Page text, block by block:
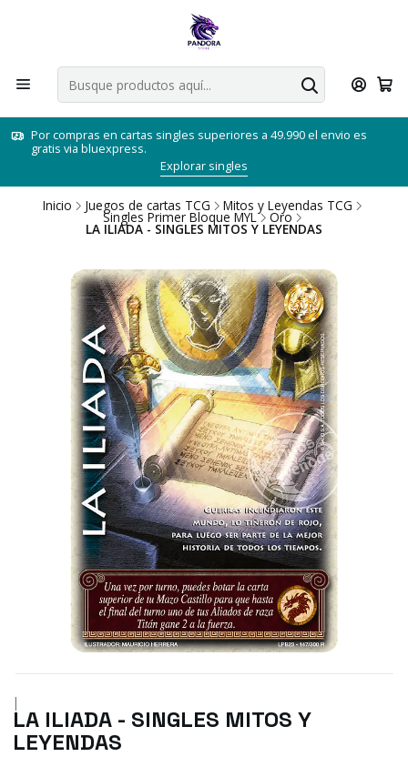
Por compras en cartas singles superiores a 49.990 el envio es
gratis via bluexpress.
Explorar singles
Inicio Juegos de cartas TCG Mitos y Leyendas TCG
Singles Primer Bloque MYL Oro
LA ILIADA - SINGLES MITOS Y LEYENDAS
|
LA ILIADA - SINGLES MITOS Y
LEYENDAS